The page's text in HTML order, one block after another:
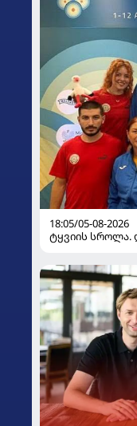
18:05/05-08-2026
ტყვიის სროლა.